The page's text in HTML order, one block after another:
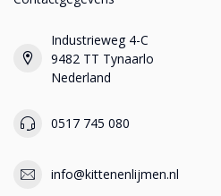
Industrieweg 4-C
9482 TT Tynaarlo
Nederland
0517 745 080
info@kittenenlijmen.nl